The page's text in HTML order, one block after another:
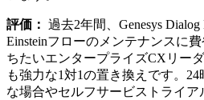
評価： 過去2年間、Genesys Dialog
Einsteinフローのメンテナンスに
ちたいエンタープライズCXリー
も強力な1対1の置き換えです。
な場合やセルフサービストライ